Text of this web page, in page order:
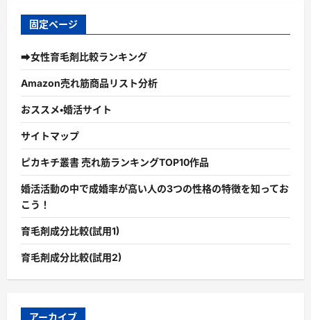
固定ページ
➡女性育毛剤比較ランキング
Amazon売れ筋商品リスト分析
おススメ・婚活サイト
サイトマップ
ピカキチ叢書 売れ筋ランキングTOP10作品
婚活活動の中で成婚率が高い人の3つの性格の特徴を知ってお
こう！
育毛剤成分比較(試用1)
育毛剤成分比較(試用2)
アーカイブ